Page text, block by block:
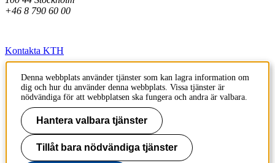
+46 8 790 60 00
Kontakta KTH
Jobba på KTH
Press och media
Faktura och betalning KTH
Om KTH:s webbplatser
Denna webbplats använder tjänster som kan lagra information om
dig och hur du använder denna webbplats. Vissa tjänster är
nödvändiga för att webbplatsen ska fungera och andra är valbara.
Hantera valbara tjänster
Tillåt bara nödvändiga tjänster